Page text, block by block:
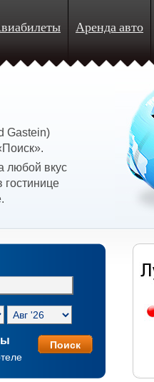
Аренда авто
Gastein)
любой вкус
гостинице